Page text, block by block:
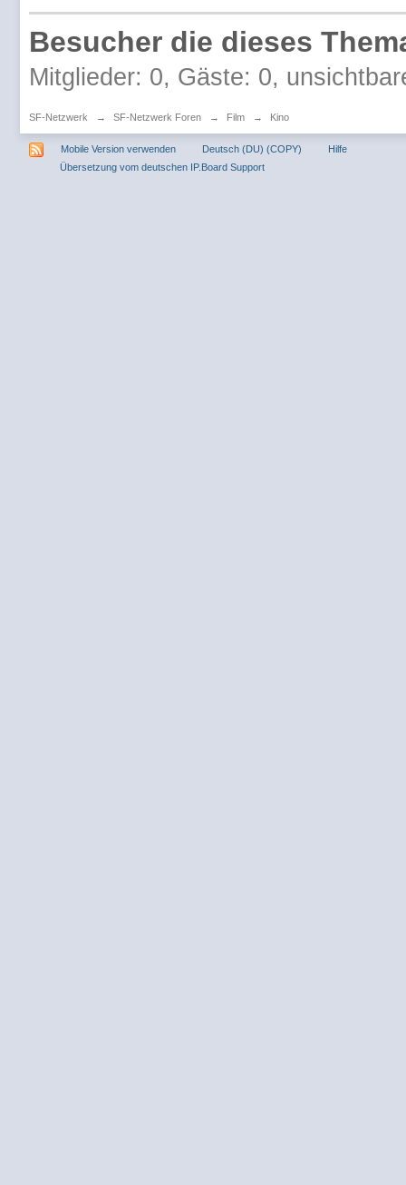
Besucher die dieses
Mitglieder: 0, Gäste: 0,
SF-Netzwerk → SF-Netzwerk Foren → Film → Kino
Mobile Version verwenden Deutsch (DU) (COPY)
Hilfe
Übersetzung vom deutschen IP.Board Support